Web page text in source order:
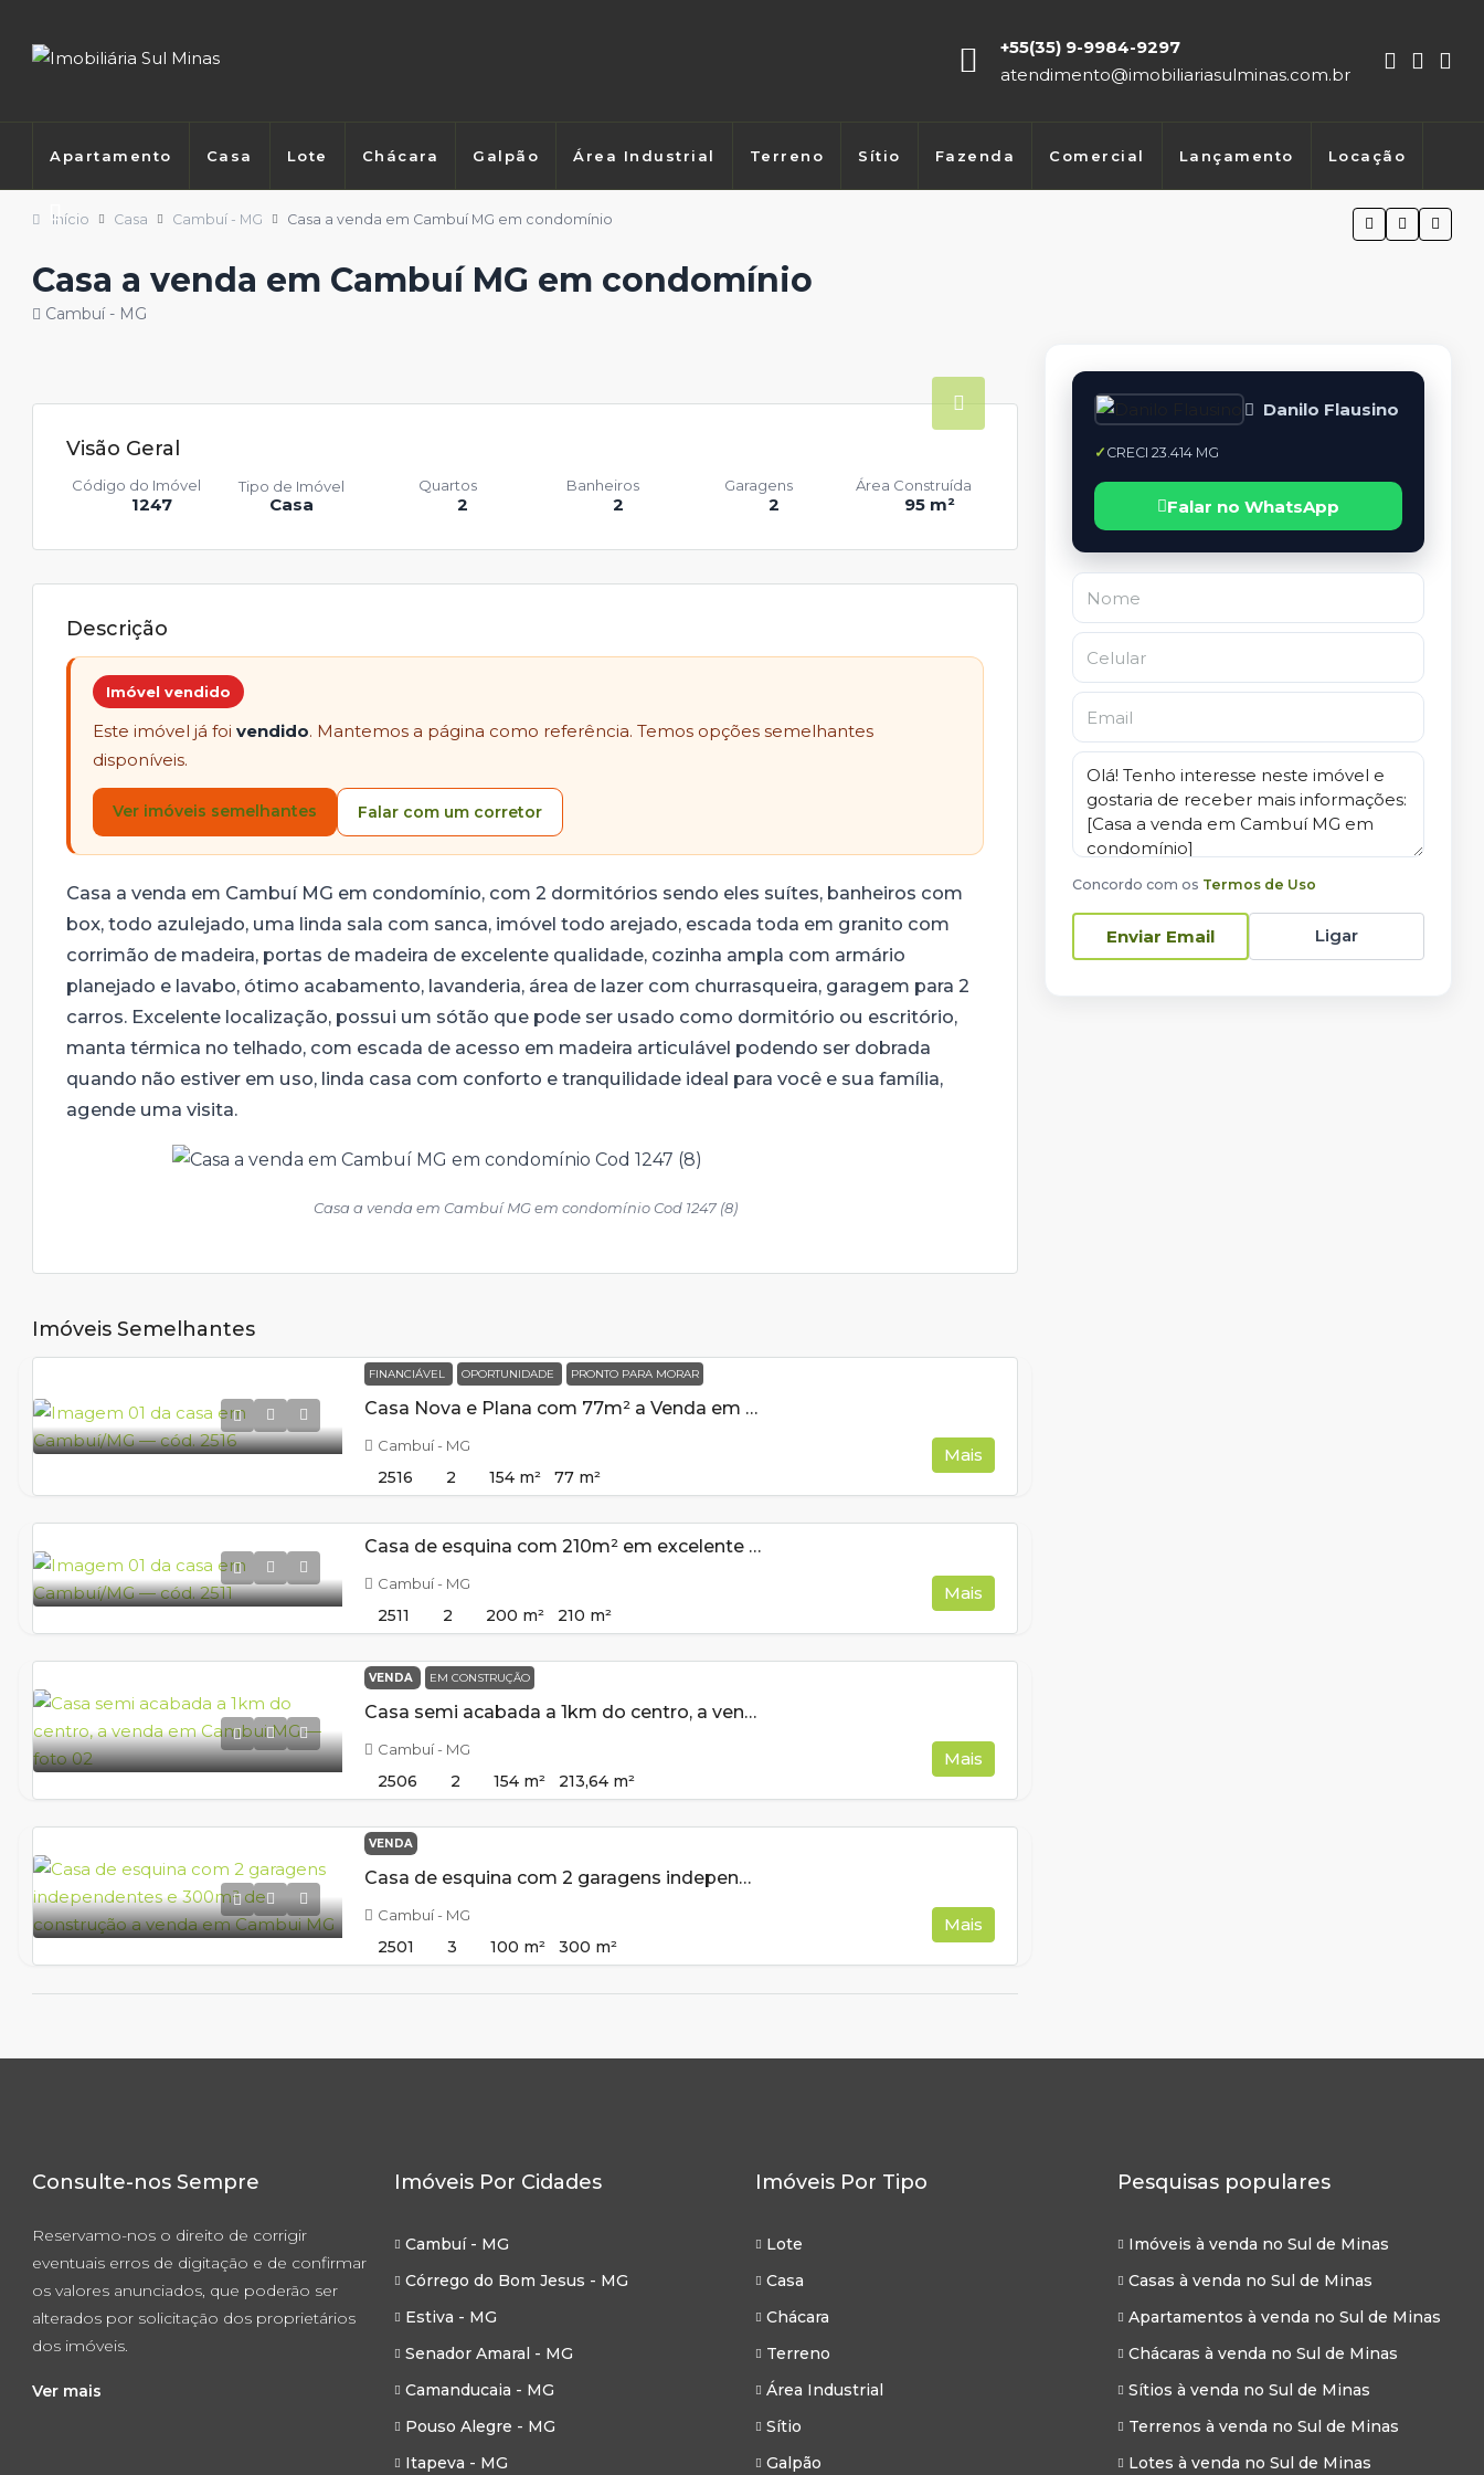
+55(35) 9-9984-9297
atendimento@imobiliariasulminas.com.br
Apartamento Casa Lote Chácara Galpão Área Industrial Terreno Sítio Fazenda Comercial Lançamento Locação
Início Casa Cambuí - MG Casa a venda em Cambuí MG em condomínio
Casa a venda em Cambuí MG em condomínio
Cambuí - MG
Visão Geral
1247
Código do Imóvel
Casa
Tipo de Imóvel
2
Quartos
2
Banheiros
2
Garagens
95 m²
Área Construída
Descrição
Imóvel vendido
Este imóvel já foi vendido. Mantemos a página como referência. Temos opções semelhantes
disponíveis.
Ver imóveis semelhantes Falar com um corretor
Casa a venda em Cambuí MG em condomínio, com 2 dormitórios sendo eles suítes, banheiros com
box, todo azulejado, uma linda sala com sanca, imóvel todo arejado, escada toda em granito com
corrimão de madeira, portas de madeira de excelente qualidade, cozinha ampla com armário
planejado e lavabo, ótimo acabamento, lavanderia, área de lazer com churrasqueira, garagem para 2
carros. Excelente localização, possui um sótão que pode ser usado como dormitório ou escritório,
manta térmica no telhado, com escada de acesso em madeira articulável podendo ser dobrada
quando não estiver em uso, linda casa com conforto e tranquilidade ideal para você e sua família,
agende uma visita.
Casa a venda em Cambuí MG em condomínio Cod 1247 (8)
Imóveis Semelhantes
FINANCIÁVEL OPORTUNIDADE PRONTO PARA MORAR
Casa Nova e Plana com 77m² a Venda em Cambui MG
Cambuí - MG
2516 2 154 m² 77 m²
Mais
Casa de esquina com 210m² em excelente bairro a venda em Cambuí MG
Cambuí - MG
2511 2 200 m² 210 m²
Mais
VENDA EM CONSTRUÇÃO
Casa semi acabada a 1km do centro, a venda em Cambui MG
Cambuí - MG
2506 2 154 m² 213,64 m²
Mais
VENDA
Casa de esquina com 2 garagens independentes e 300m² de construção a venda em Cambui MG
Cambuí - MG
2501 3 100 m² 300 m²
Mais
Danilo Flausino
CRECI 23.414 MG
Falar no WhatsApp
Concordo com os Termos de Uso
Enviar Email Ligar
Consulte-nos Sempre
Reservamo-nos o direito de corrigir
eventuais erros de digitação e de confirmar
os valores anunciados, que poderão ser
alterados por solicitação dos proprietários
dos imóveis.
Ver mais
Imóveis Por Cidades
Cambuí - MG
Córrego do Bom Jesus - MG
Estiva - MG
Senador Amaral - MG
Camanducaia - MG
Pouso Alegre - MG
Itapeva - MG
Imóveis Por Tipo
Lote
Casa
Chácara
Terreno
Área Industrial
Sítio
Galpão
Pesquisas populares
Imóveis à venda no Sul de Minas
Casas à venda no Sul de Minas
Apartamentos à venda no Sul de Minas
Chácaras à venda no Sul de Minas
Sítios à venda no Sul de Minas
Terrenos à venda no Sul de Minas
Lotes à venda no Sul de Minas